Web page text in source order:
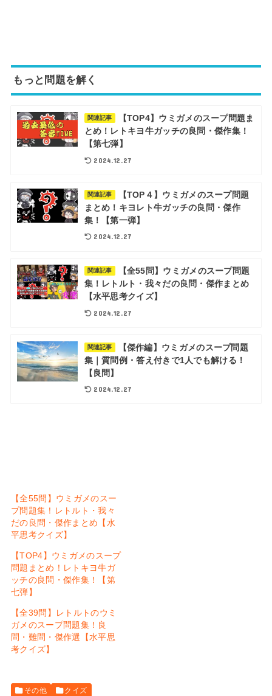
もっと問題を解く
関連記事
【TOP4】ウミガメのスープ問題ま
とめ！レトキヨ牛ガッチの良問・傑作集！
【第七弾】
2024.12.27
関連記事
【TOP４】ウミガメのスープ問題
まとめ！キヨレト牛ガッチの良問・傑作
集！【第一弾】
2024.12.27
関連記事
【全55問】ウミガメのスープ問題
集！レトルト・我々だの良問・傑作まとめ
【水平思考クイズ】
2024.12.27
関連記事
【傑作編】ウミガメのスープ問題
集｜質問例・答え付きで1人でも解ける！
【良問】
2024.12.27
【全55問】ウミガメのスー
プ問題集！レトルト・我々
だの良問・傑作まとめ【水
平思考クイズ】
【TOP4】ウミガメのスープ
問題まとめ！レトキヨ牛ガ
ッチの良問・傑作集！【第
七弾】
【全39問】レトルトのウミ
ガメのスープ問題集！良
問・難問・傑作選【水平思
考クイズ】
その他
クイズ